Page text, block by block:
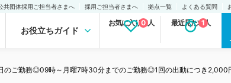
共団体採用ご担当者さまへ 採用ご担当者さまへ 拠点一覧 よくある質問
お役立ちガイド
お気に入り求人
0 最近見た求人
1
ご勤務◎09時～月曜7時30分までのご勤務◎1回の出動につき2,000